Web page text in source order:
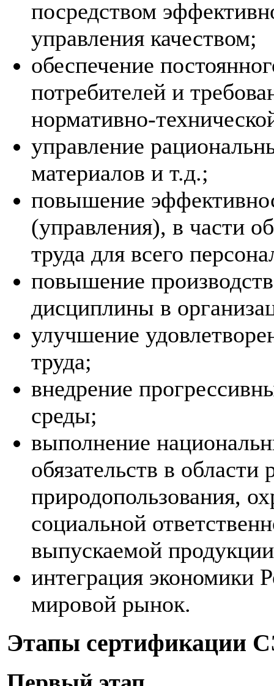
посредством
управления качеством;
обеспечение
потребителей и
нормативно-
управление
материалов и т.д.;
повышение
(управления), в части
труда для всего
повышение
дисциплины в
улучшение
труда;
внедрение
среды;
выполнение
обязательств в области
природопользования,
социальной
выпускаемой
интеграция экономики
мировой рынок.
Этапы